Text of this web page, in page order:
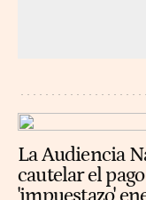
La Audiencia
cautelar el